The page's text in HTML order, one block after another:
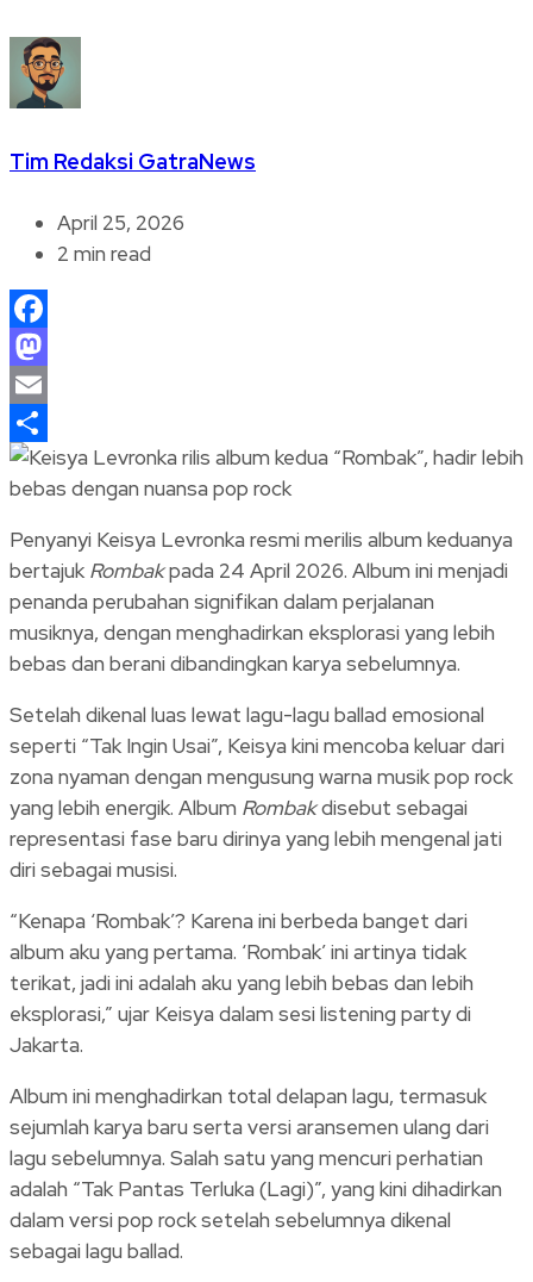
Tim Redaksi GatraNews
April 25, 2026
2 min read
Facebook
Mastodon
Email
Share
Penyanyi Keisya Levronka resmi merilis album keduanya
bertajuk Rombakpada 24 April 2026. Album ini menjadi
penanda perubahan signifikan dalam perjalanan
musiknya, dengan menghadirkan eksplorasi yang lebih
bebas dan berani dibandingkan karya sebelumnya.
Setelah dikenal luas lewat lagu-lagu ballad emosional
seperti “Tak Ingin Usai”, Keisya kini mencoba keluar dari
zona nyaman dengan mengusung warna musik pop rock
yang lebih energik. Album Rombakdisebut sebagai
representasi fase baru dirinya yang lebih mengenal jati
diri sebagai musisi.
“Kenapa ‘Rombak’? Karena ini berbeda banget dari
album aku yang pertama. ‘Rombak’ ini artinya tidak
terikat, jadi ini adalah aku yang lebih bebas dan lebih
eksplorasi,” ujar Keisya dalam sesi listening party di
Jakarta.
Album ini menghadirkan total delapan lagu, termasuk
sejumlah karya baru serta versi aransemen ulang dari
lagu sebelumnya. Salah satu yang mencuri perhatian
adalah “Tak Pantas Terluka (Lagi)”, yang kini dihadirkan
dalam versi pop rock setelah sebelumnya dikenal
sebagai lagu ballad.